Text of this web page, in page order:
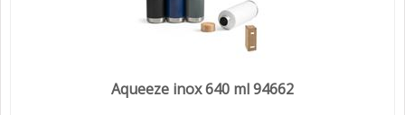
Aqueeze inox 640 ml 94662